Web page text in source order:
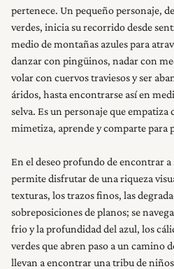
pertenece. Un pequeño personaje,
verdes, inicia su recorrido desde
medio de montañas azules para
danzar con pingüinos, nadar con
volar con cuervos traviesos y ser
áridos, hasta encontrarse así en
selva. Es un personaje que empatiza
mimetiza, aprende y comparte para
En el deseo profundo de encontrar a
permite disfrutar de una riqueza
texturas, los trazos finos, las
sobreposiciones de planos; se
frio y la profundidad del azul, los
verdes que abren paso a un camino
llevan a encontrar una tribu de